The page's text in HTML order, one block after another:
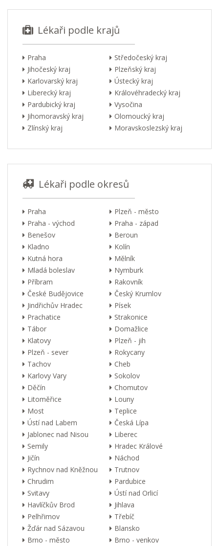
Lékaři podle krajů
Praha
Středočeský kraj
Jihočeský kraj
Plzeňský kraj
Karlovarský kraj
Ústecký kraj
Liberecký kraj
Královéhradecký kraj
Pardubický kraj
Vysočina
Jihomoravský kraj
Olomoucký kraj
Zlínský kraj
Moravskoslezský kraj
Lékaři podle okresů
Praha
Plzeň - město
Praha - východ
Praha - západ
Benešov
Beroun
Kladno
Kolín
Kutná hora
Mělník
Mladá boleslav
Nymburk
Příbram
Rakovník
České Budějovice
Český Krumlov
Jindřichův Hradec
Písek
Prachatice
Strakonice
Tábor
Domažlice
Klatovy
Plzeň - jih
Plzeň - sever
Rokycany
Tachov
Cheb
Karlovy Vary
Sokolov
Děčín
Chomutov
Litoměřice
Louny
Most
Teplice
Ústí nad Labem
Česká Lípa
Jablonec nad Nisou
Liberec
Semily
Hradec Králové
Jičín
Náchod
Rychnov nad Kněžnou
Trutnov
Chrudim
Pardubice
Svitavy
Ústí nad Orlicí
Havlíčkův Brod
Jihlava
Pelhřimov
Třebíč
Žďár nad Sázavou
Blansko
Brno - město
Brno - venkov